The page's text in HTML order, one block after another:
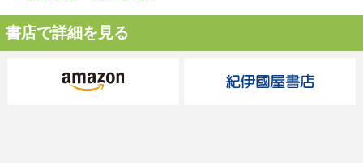
書店で詳細を見る